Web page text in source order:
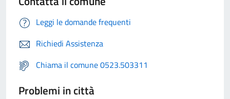
Leggi le domande frequenti
Richiedi Assistenza
Chiama il comune 0523.503311
Problemi in città